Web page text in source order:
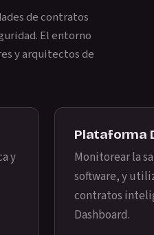
de contratos
El entorno
y arquitectos de
y
Plataforma
Monitorear la
software, y
contratos
Dashboard.